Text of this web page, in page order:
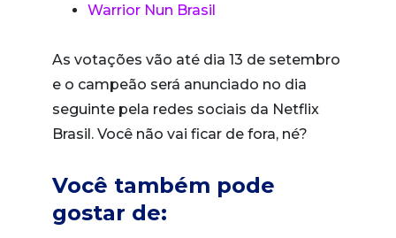
Warrior Nun Brasil
As votações vão até dia 13 de setembro
e o campeão será anunciado no dia
seguinte pela redes sociais da Netflix
Brasil. Você não vai ficar de fora, né?
Você também pode
gostar de: